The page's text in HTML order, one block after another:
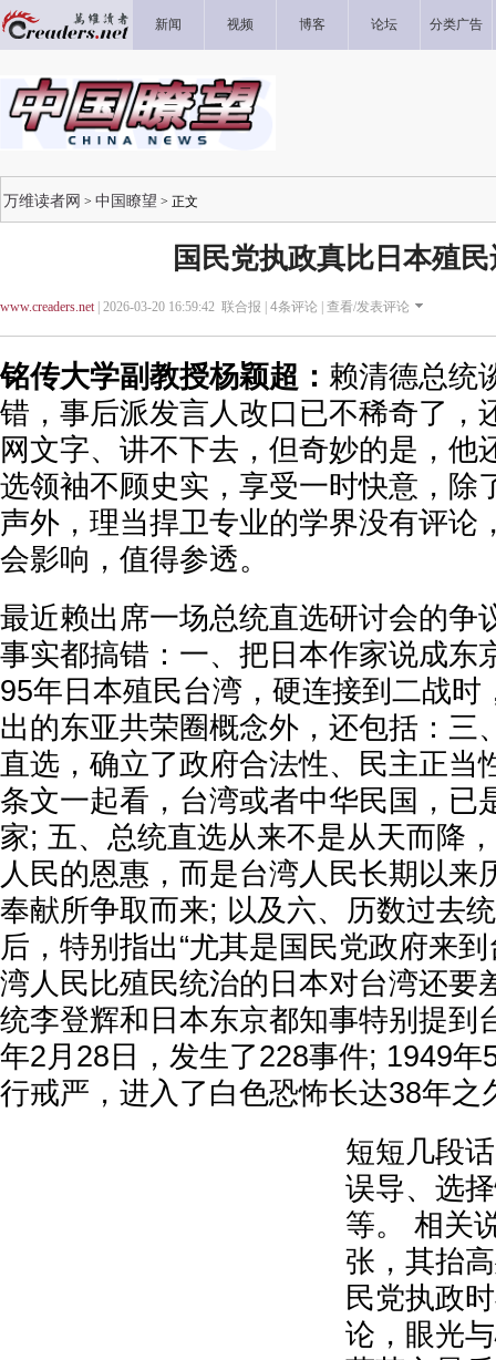
新闻 视频 博客 论坛 分类广告
万维读者网 > 中国瞭望 > 正文
国民党执政真比日本殖
www.creaders.net| 2026-03-20 16:59:42 联合报 | 4条评论 | 查看/发表评论
铭传大学副教授杨颖超： 赖清德总统
错，事后派发言人改口已不稀奇了，
网文字、讲不下去，但奇妙的是，他
选领袖不顾史实，享受一时快意，除
声外，理当捍卫专业的学界没有评论
会影响，值得参透。
最近赖出席一场总统直选研讨会的争
事实都搞错：一、把日本作家说成东
95年日本殖民台湾，硬连接到二战时
出的东亚共荣圈概念外，还包括：三
直选，确立了政府合法性、民主正当
条文一起看，台湾或者中华民国，已
家; 五、总统直选从来不是从天而降
人民的恩惠，而是台湾人民长期以来
奉献所争取而来; 以及六、历数过去
后，特别指出“尤其是国民党政府来
湾人民比殖民统治的日本对台湾还要
统李登辉和日本东京都知事特别提到
年2月28日，发生了228事件; 1949年
行戒严，进入了白色恐怖长达38年之
短短几段
误导、选
等。 相关
张，其抬
民党执政
论，眼光